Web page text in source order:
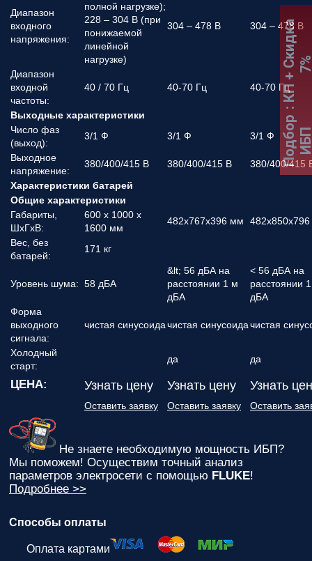
Диапазон
входного
напряжения:
полной нагрузке);
228 – 304 В (при
понижаемой
линейной
нагрузке)
304 – 478 В 304 – 478 В
Диапазон
входной
частоты:
40 / 70 Гц 40-70 Гц 40-70 Гц
Выходные характеристики
Число фаз
(выход):
3/1 Ф 3/1 Ф
3/1 Ф
Выходное
напряжение:
380/400/415 В 380/400/415 В
380/400/415
Характеристики батарей
Общие характеристики
Габариты,
ШхГхВ:
600 x 1000 x
1600 мм
482х767х396 мм
Вес, без
батарей:
171 кг
Уровень шума: 58 дБА
&lt; 56 дБА на
расстоянии 1 м
дБА
< 56 дБА на
расстоянии
дБА
Форма
выходного
сигнала:
чистая синусоидачистая синусоидачистая
Холодный
старт:
да да
ЦЕНА: Узнать цену Узнать цену Узнать
Оставить заявку Оставить заявку Оставить
Не знаете необходимую мощность ИБП?
Мы поможем! Осуществим точный анализ
параметров электросети с помощью FLUKE!
Подробнее >>
Способы оплаты
Оплата картами
Подбор
:
К
П
+
С
к
и
д
к
а
7